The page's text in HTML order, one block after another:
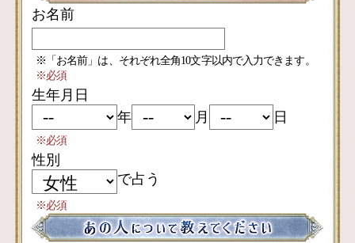
お名前
※「お名前」は、それぞれ全角10文字以内で入力できます。
※必須
生年月日
年
月 日
※必須
性別
で占う
※必須